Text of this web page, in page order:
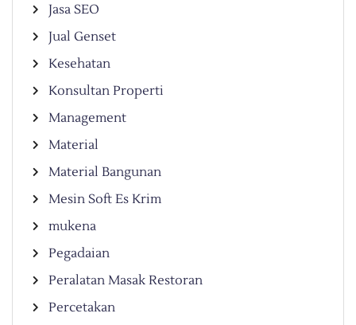
Jasa SEO
Jual Genset
Kesehatan
Konsultan Properti
Management
Material
Material Bangunan
Mesin Soft Es Krim
mukena
Pegadaian
Peralatan Masak Restoran
Percetakan